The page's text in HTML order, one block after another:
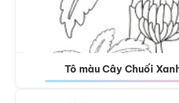
Tô màu Cây Chuối